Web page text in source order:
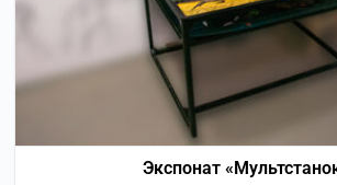
Экспонат